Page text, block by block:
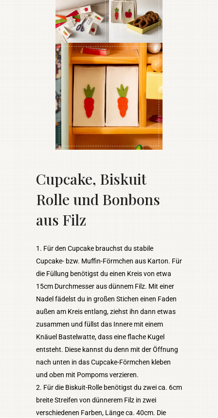
Cupcake, Biskuit
Rolle und Bonbons
aus Filz
Für den Cupcake brauchst du stabile
Cupcake- bzw. Muffin-Förmchen aus Karton. Für
die Füllung benötigst du einen Kreis von etwa
15cm Durchmesser aus dünnem Filz. Mit einer
Nadel fädelst du in großen Stichen einen Faden
außen am Kreis entlang, ziehst ihn dann etwas
zusammen und füllst das Innere mit einem
Knäuel Bastelwatte, dass eine flache Kugel
entsteht. Diese kannst du denn mit der Öffnung
nach unten in das Cupcake-Förmchen kleben
und oben mit Pompoms verzieren.
Für die Biskuit-Rolle benötigst du zwei ca. 6cm
breite Streifen von dünnerem Filz in zwei
verschiedenen Farben, Länge ca. 40cm. Die